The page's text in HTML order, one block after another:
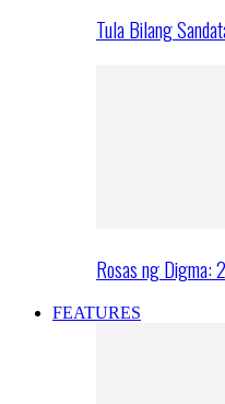
Tula Bilang
Rosas ng Digma:
FEATURES